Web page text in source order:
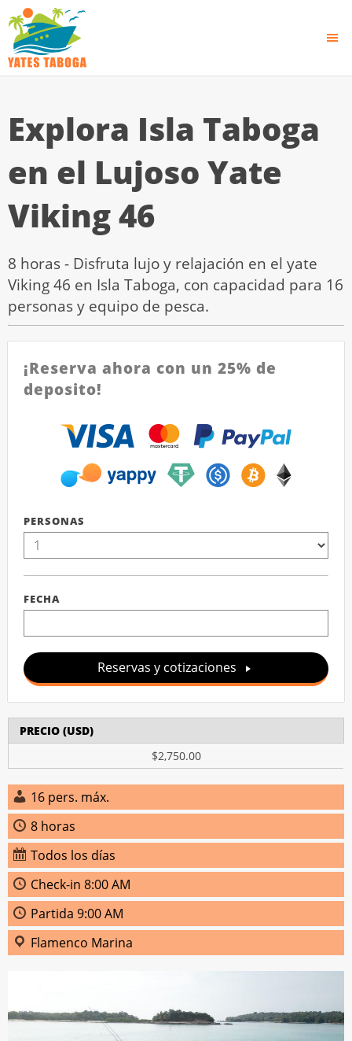
Explora Isla Taboga
en el Lujoso Yate
Viking 46
8 horas - Disfruta lujo y relajación en el yate
Viking 46 en Isla Taboga, con capacidad para 16
personas y equipo de pesca.
¡Reserva ahora con un 25% de
deposito!
PERSONAS
FECHA
Reservas y cotizaciones
PRECIO (USD)
$2,750.00
16 pers. máx.
8 horas
Todos los días
Check-in 8:00 AM
Partida 9:00 AM
Flamenco Marina